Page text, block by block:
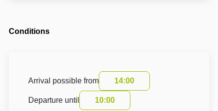
Conditions
Arrival possible from 14:00
Departure until
10:00